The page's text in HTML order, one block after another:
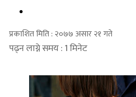
प्रकाशित मिति : २०७७ असार २१ गते
पढ्न लाग्ने समय : 1 मिनेट